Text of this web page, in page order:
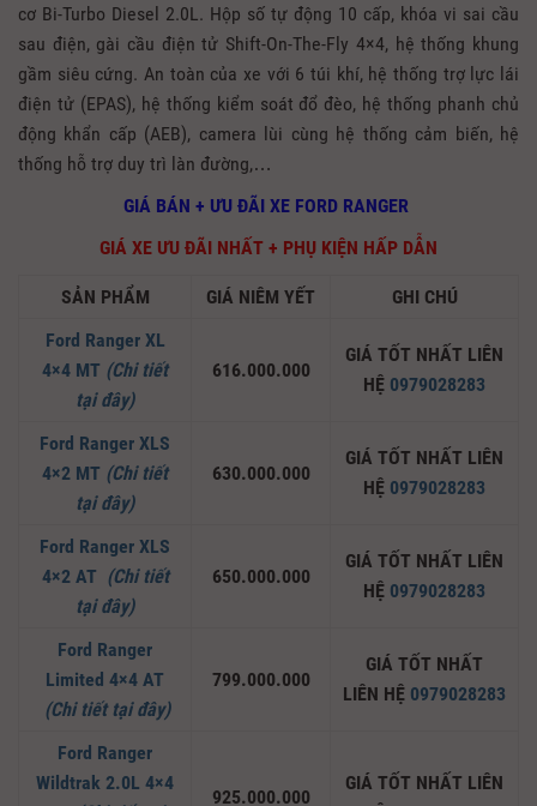
cơ Bi-Turbo Diesel 2.0L. Hộp số tự động 10 cấp, khóa vi sai cầu
sau điện, gài cầu điện tử Shift-On-The-Fly 4×4, hệ thống khung
gầm siêu cứng. An toàn của xe với 6 túi khí, hệ thống trợ lực lái
điện tử (EPAS), hệ thống kiểm soát đổ đèo, hệ thống phanh chủ
động khẩn cấp (AEB), camera lùi cùng hệ thống cảm biến, hệ
thống hỗ trợ duy trì làn đường,…
GIÁ BÁN + ƯU ĐÃI XE FORD RANGER
GIÁ XE ƯU ĐÃI NHẤT + PHỤ KIỆN HẤP DẪN
SẢN PHẨM GIÁ NIÊM YẾT
GHI CHÚ
Ford Ranger XL
4×4 MT (Chi tiết
tại đây)
616.000.000
GIÁ TỐT NHẤT LIÊN
HỆ 0979028283
Ford Ranger XLS
4×2 MT (Chi tiết
tại đây)
630.000.000
GIÁ TỐT NHẤT LIÊN
HỆ 0979028283
Ford Ranger XLS
4×2 AT (Chi tiết
tại đây)
650.000.000
GIÁ TỐT NHẤT LIÊN
HỆ 0979028283
Ford Ranger
Limited 4×4 AT
(Chi tiết tại đây)
799.000.000
GIÁ TỐT NHẤT
LIÊN HỆ 0979028283
Ford Ranger
Wildtrak 2.0L 4×4
925.000.000
GIÁ TỐT NHẤT LIÊN